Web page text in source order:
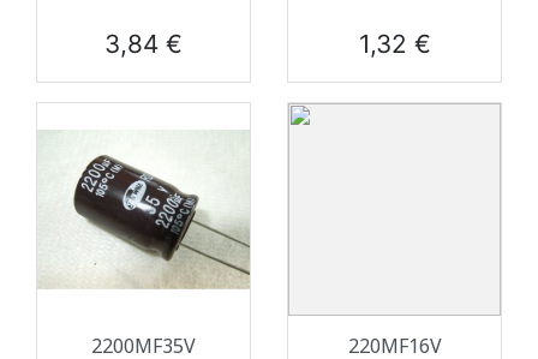
Prix
3,84 € Prix
1,32 €
2200ΜF35V 220ΜF16V